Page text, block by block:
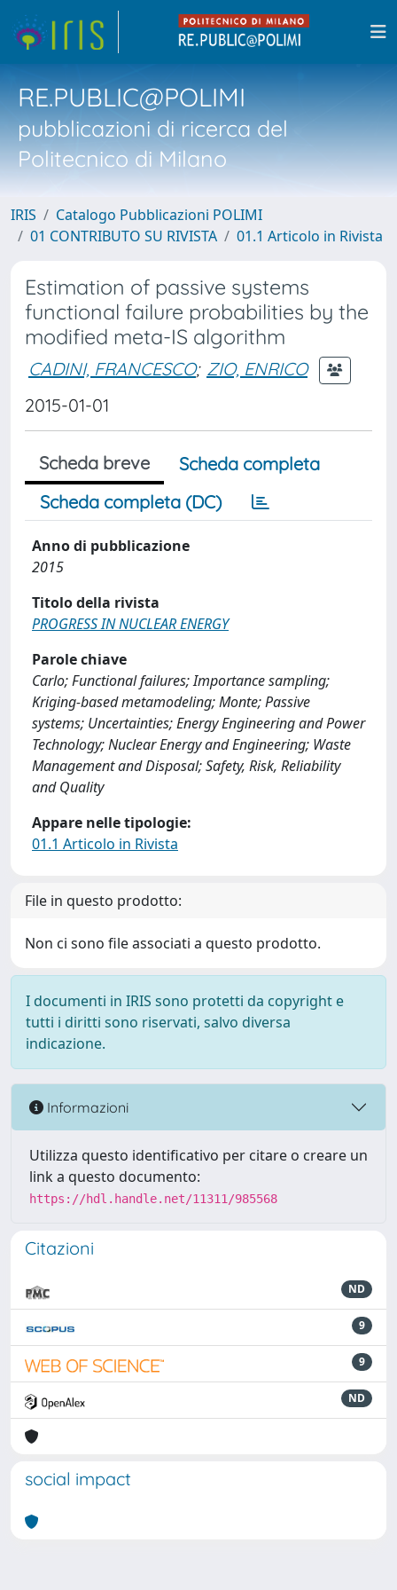
RE.PUBLIC@POLIMI
pubblicazioni di ricerca del
Politecnico di Milano
IRIS
Catalogo Pubblicazioni POLIMI
01 CONTRIBUTO SU RIVISTA
01.1 Articolo in Rivista
Estimation of passive systems
functional failure probabilities by the
modified meta-IS algorithm
CADINI, FRANCESCO; ZIO, ENRICO
2015-01-01
Scheda breve
Scheda completa
Scheda completa (DC)
Anno di pubblicazione
2015
Titolo della rivista
PROGRESS IN NUCLEAR ENERGY
Parole chiave
Carlo; Functional failures; Importance sampling;
Kriging-based metamodeling; Monte; Passive
systems; Uncertainties; Energy Engineering and Power
Technology; Nuclear Energy and Engineering; Waste
Management and Disposal; Safety, Risk, Reliability
and Quality
Appare nelle tipologie:
01.1 Articolo in Rivista
File in questo prodotto:
Non ci sono file associati a questo prodotto.
I documenti in IRIS sono protetti da copyright e
tutti i diritti sono riservati, salvo diversa
indicazione.
Informazioni
Utilizza questo identificativo per citare o creare un
link a questo documento:
https://hdl.handle.net/11311/985568
Citazioni
ND
9
9
ND
social impact